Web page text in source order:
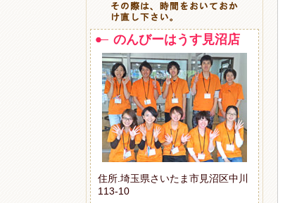
のんびーはうす見沼店
住所.埼玉県さいたま市見沼区中川
113-10